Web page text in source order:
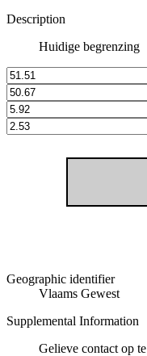
Description
Huidige begrenzing
Geographic identifier
Vlaams Gewest
Supplemental Information
Gelieve contact op